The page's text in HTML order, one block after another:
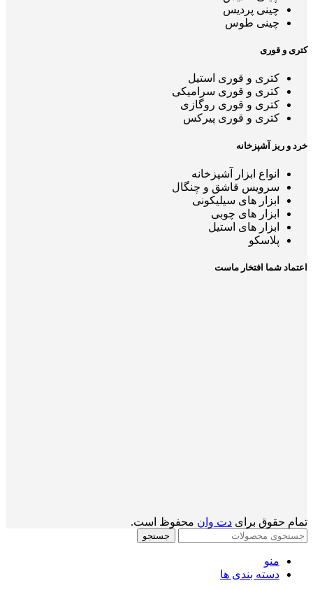
چینی پردیس
چینی طوس
کتری و قوری
کتری و قوری استیل
کتری و قوری سرامیکی
کتری و قوری روگازی
کتری و قوری پیرکس
خرد و ریز آشپزخانه
انواع ابزار آشپزخانه
سرویس قاشق و چنگال
ابزار های سیلیکونی
ابزار های چوبی
ابزار های استیل
پلاسکو
اعتماد شما افتخار ماست
تمام حقوق برای دت وان محفوظ است.
جستجو
منو
دسته بندی ها